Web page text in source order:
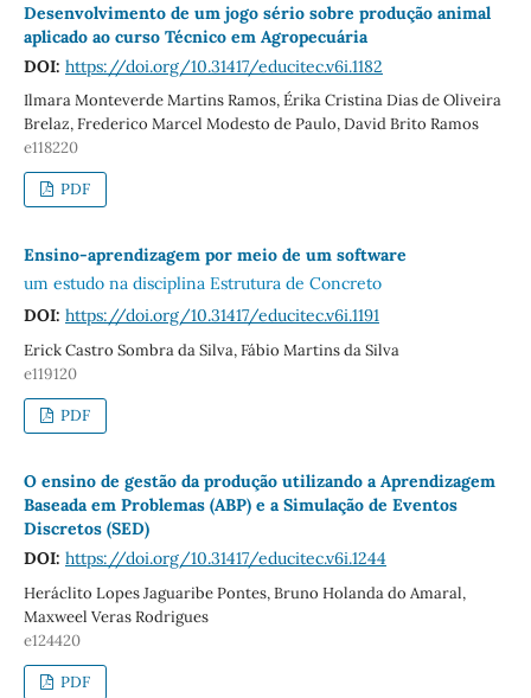
Desenvolvimento de um jogo sério sobre produção animal
aplicado ao curso Técnico em Agropecuária
DOI: https://doi.org/10.31417/educitec.v6i.1182
Ilmara Monteverde Martins Ramos, Érika Cristina Dias de Oliveira
Brelaz, Frederico Marcel Modesto de Paulo, David Brito Ramos
e118220
PDF
Ensino-aprendizagem por meio de um software
um estudo na disciplina Estrutura de Concreto
DOI: https://doi.org/10.31417/educitec.v6i.1191
Erick Castro Sombra da Silva, Fábio Martins da Silva
e119120
PDF
O ensino de gestão da produção utilizando a Aprendizagem
Baseada em Problemas (ABP) e a Simulação de Eventos
Discretos (SED)
DOI: https://doi.org/10.31417/educitec.v6i.1244
Heráclito Lopes Jaguaribe Pontes, Bruno Holanda do Amaral,
Maxweel Veras Rodrigues
e124420
PDF